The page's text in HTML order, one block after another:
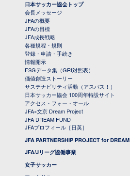
日本サッカー協会トップ
会長メッセージ
JFAの概要
JFAの目標
JFA成長戦略
各種規程・規則
登録・申請・手続き
情報開示
ESGデータ集（GRI対照表）
価値創造ストーリー
サステナビリティ活動（アスパス！）
日本サッカー協会 100周年特設サイト
アクセス・フォー・オール
JFA×文京 Dream Project
JFA DREAM FUND
JFAプロフィール［日英］
JFA PARTNERSHIP PROJECT for DREAM
JFA/Jリーグ協働事業
女子サッカー